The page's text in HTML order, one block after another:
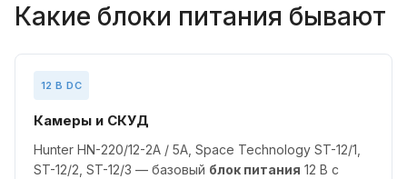
Какие блоки питания бывают
12 В DC
Камеры и СКУД
Hunter HN-220/12-2A / 5A, Space Technology ST-12/1,
ST-12/2, ST-12/3 — базовый блок питания 12 В с